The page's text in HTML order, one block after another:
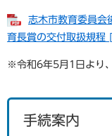
志木市教育委員会
育長賞の交付取扱規程
※令和6年5月1日より
手続案内